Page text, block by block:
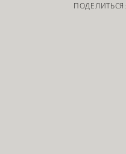
ПОДЕЛИТЬСЯ: